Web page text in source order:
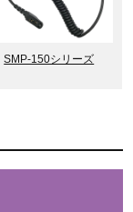
SMP-150シリーズ